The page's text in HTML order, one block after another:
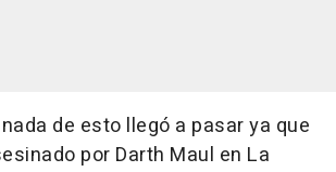
de esto llegó a pasar ya que
por Darth Maul en La